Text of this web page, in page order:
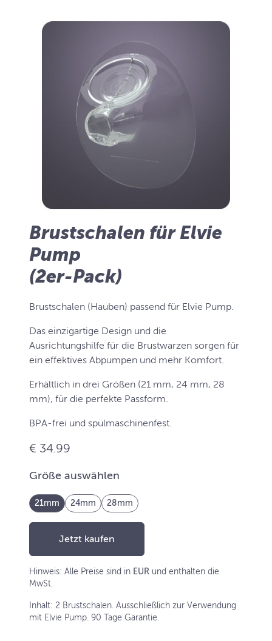
Brustschalen für Elvie
Pump
(2er-Pack)
Brustschalen (Hauben) passend für Elvie Pump.
Das einzigartige Design und die
Ausrichtungshilfe für die Brustwarzen sorgen für
ein effektives Abpumpen und mehr Komfort.
Erhältlich in drei Größen (21 mm, 24 mm, 28
mm), für die perfekte Passform.
BPA-frei und spülmaschinenfest.
€ 34.99
Größe auswählen
21mm 24mm 28mm
Jetzt kaufen
Hinweis: Alle Preise sind in EUR und enthalten die
MwSt.
Inhalt: 2 Brustschalen. Ausschließlich zur Verwendung
mit Elvie Pump. 90 Tage Garantie.